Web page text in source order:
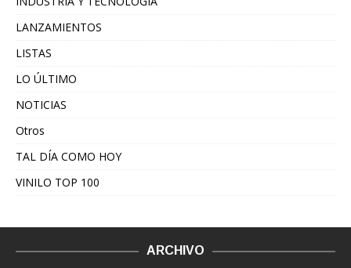
LANZAMIENTOS
LISTAS
LO ÚLTIMO
NOTICIAS
Otros
TAL DÍA COMO HOY
VINILO TOP 100
ARCHIVO